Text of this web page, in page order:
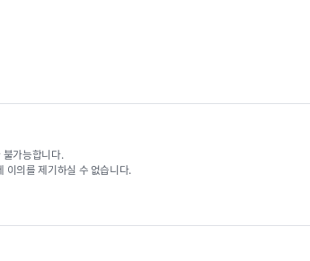
가능합니다.
이의를 제기하실 수 없습니다.